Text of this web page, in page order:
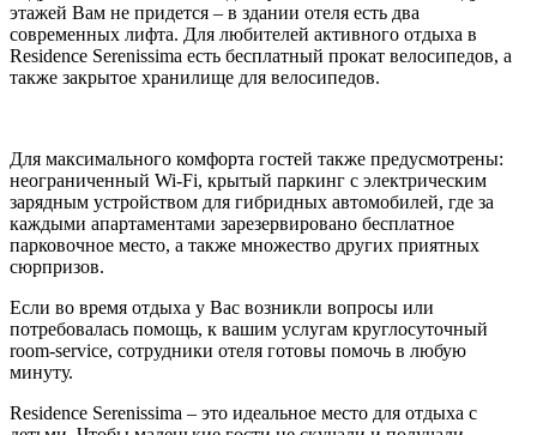
этажей Вам не придется – в здании отеля есть два
современных лифта. Для любителей активного отдыха в
Residence Serenissima есть бесплатный прокат велосипедов, а
также закрытое хранилище для велосипедов.
Для максимального комфорта гостей также предусмотрены:
неограниченный Wi-Fi, крытый паркинг с электрическим
зарядным устройством для гибридных автомобилей, где за
каждыми апартаментами зарезервировано бесплатное
парковочное место, а также множество других приятных
сюрпризов.
Если во время отдыха у Вас возникли вопросы или
потребовалась помощь, к вашим услугам круглосуточный
room-service, сотрудники отеля готовы помочь в любую
минуту.
Residence Serenissima – это идеальное место для отдыха с